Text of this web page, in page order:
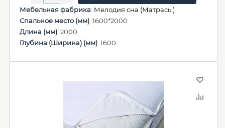
Мебельная фабрика: Мелодия сна (Матрасы)
Спальное место (мм): 1600*2000
Длина (мм): 2000
Глубина (Ширина) (мм): 1600